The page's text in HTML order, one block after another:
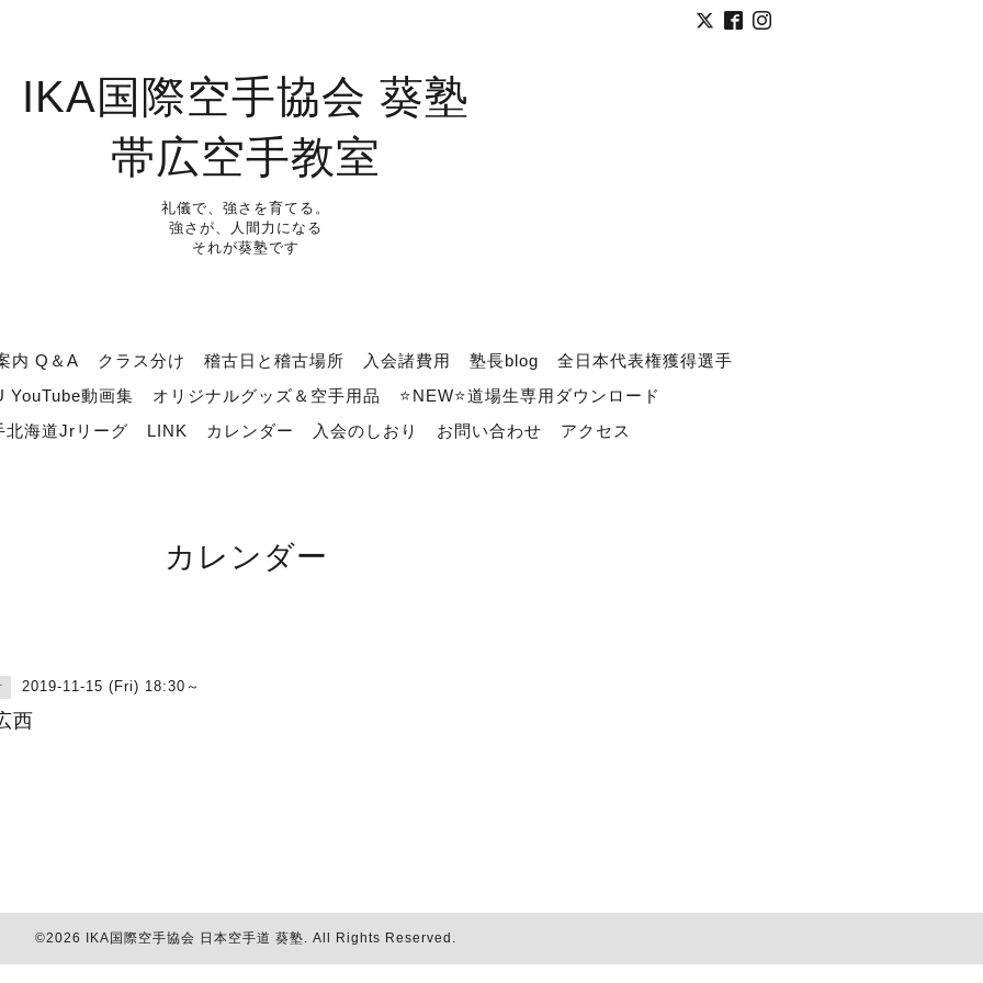
IKA国際空手協会 葵塾
帯広空手教室
礼儀で、強さを育てる。
強さが、人間力になる
それが葵塾です
内 Q＆A クラス分け 稽古日と稽古場所 入会諸費用 塾長blog
全日本代表権獲得選手
YouTube動画集
オリジナルグッズ＆空手用品
⭐NEW⭐道場生専用ダウンロード
北海道Jrリーグ
LINK カレンダー 入会のしおり お問い合わせ アクセス
カレンダー
2019-11-15 (Fri) 18:30～
西
©2026 IKA国際空手協会 日本空手道 葵塾. All Rights Reserved.